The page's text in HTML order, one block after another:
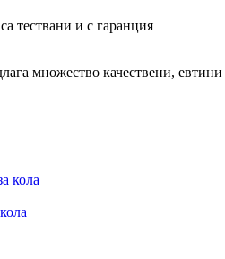
тествани и с гаранция
множество качествени,
кола